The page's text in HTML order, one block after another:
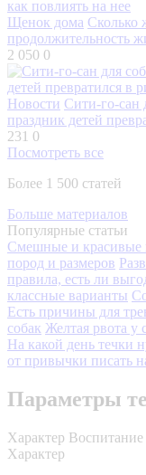
Щенок дома Сколько
продолжительность
2 050 0
Новости Сити-го-сан
праздник детей
231 0
Посмотреть все
Более 1 500 статей
Больше материалов
Популярные статьи
Смешные и красивые
пород и размеров
правила, есть ли
классные варианты
Есть причины для
собак Желтая рвота
На какой день течки
от привычки писать
Параметры
Характер Воспитание
Характер